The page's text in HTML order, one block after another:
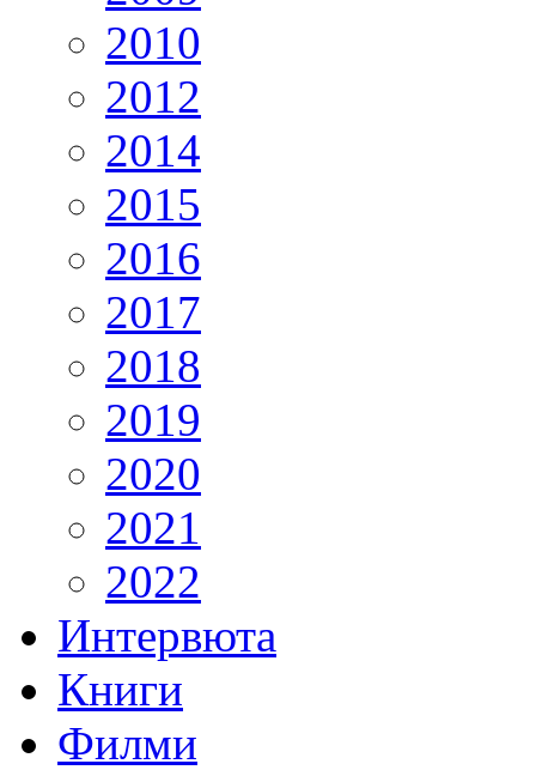
2010
2012
2014
2015
2016
2017
2018
2019
2020
2021
2022
Интервюта
Книги
Филми